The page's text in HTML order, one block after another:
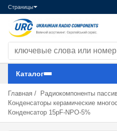
Страницы
Каталог
Главная / Радиокомпоненты
Конденсаторы керамические
Конденсатор 15pF-NPO-5%